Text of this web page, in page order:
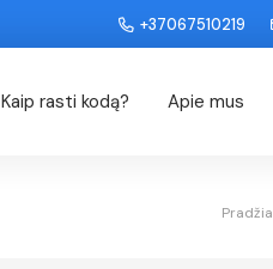
+37067510219
Kaip rasti kodą? Apie mus
Pradžia